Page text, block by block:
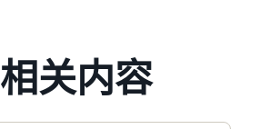
相关内容